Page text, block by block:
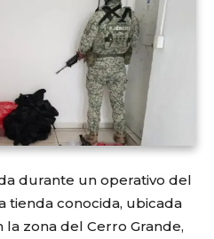
durante un operativo del
tienda conocida, ubicada
zona del Cerro Grande,